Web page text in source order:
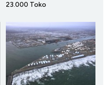
23.000 Toko